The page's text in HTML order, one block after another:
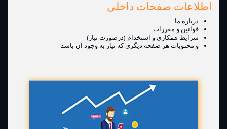
اطلاعات صفحات داخلی
درباره ما
قوانین و مقررات
شرایط همکاری و استخدام (درصورت نیاز)
و محتویات هر صفحه دیگری که نیاز به وجود آن باشد